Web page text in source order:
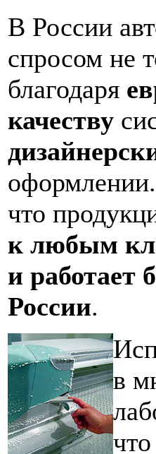
В России
спросом не
благодаря
качеству
что
к любым
и работает
России.
в